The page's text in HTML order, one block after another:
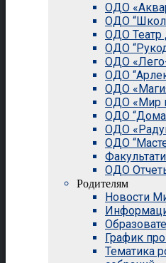
ОДО
ОДО
ОДО Театр
ОДО
ОДО
ОДО
ОДО
ОДО «Мир
ОДО
ОДО
ОДО
ОДО
Родителям
Новости
График
Тематика